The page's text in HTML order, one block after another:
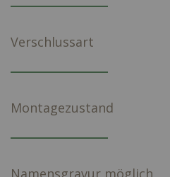
Verschlussart
Montagezustand
Namensgravur möglich